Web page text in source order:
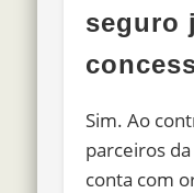
seguro
Sim. Ao
parceiros
conta com